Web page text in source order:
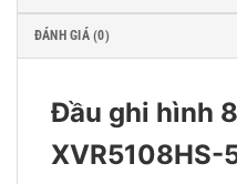
ĐÁNH GIÁ (0)
Đầu ghi hình
XVR5108HS-